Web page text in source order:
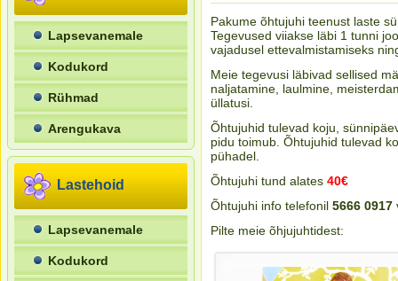
Lapsevanemale
Kodukord
Rühmad
Arengukava
Lastehoid
Lapsevanemale
Kodukord
Pakume õhtujuhi teenust laste
Tegevused viiakse läbi 1 tunni
vajadusel ettevalmistamiseks
Meie tegevusi läbivad sellised
naljatamine, laulmine,
üllatusi.
Õhtujuhid tulevad koju,
pidu toimub. Õhtujuhid tulevad
pühadel.
Õhtujuhi tund alates 40€
Õhtujuhi info telefonil 5666 0917
Pilte meie õhjujuhtidest: